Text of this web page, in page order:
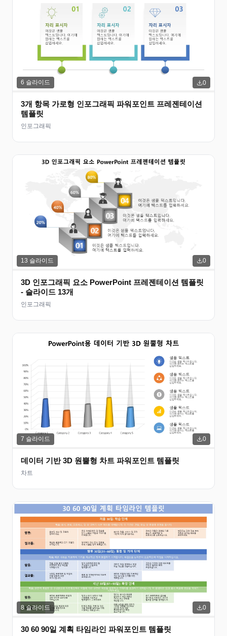
6 슬라이드 0
3개 항목 가로형 인포그래픽 파워포인트 프레젠테이션
템플릿
인포그래픽
13 슬라이드 0
3D 인포그래픽 요소 PowerPoint 프레젠테이션 템플릿
- 슬라이드 13개
인포그래픽
7 슬라이드 0
데이터 기반 3D 원뿔형 차트 파워포인트 템플릿
차트
8 슬라이드 0
30 60 90일 계획 타임라인 파워포인트 템플릿